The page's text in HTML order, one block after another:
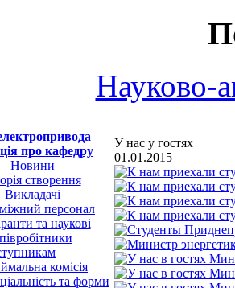
Науково-
про кафедру
Новини
створення
Викладачі
персонал
та наукові
комісія
та форми
У нас у гостях
01.01.2015